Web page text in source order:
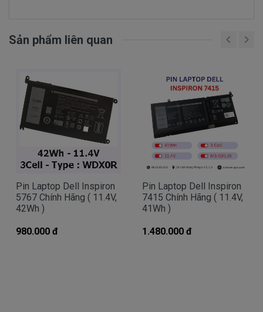
Sử Dung Pin Như Thế Nào Mới Đúng ===>
Click
Mua pin Laptop dell Inspiron 5767
ở
đâu tại tphcm
Tai tphcm nếu pin của các bạn bị hư, các bạn
có thể đến Doctorlaptop Tại Tphcm để mua.
- Doctorlaptop có đội người kiểm tra và thay
miễn phí cho các bạn nhé.
Bạn chưa biết pin này có phù hợp với laptop của
mình hay không?
Sản phẩm liên quan
Pin Laptop Dell Inspiron
5767 Chính Hãng ( 11.4V,
42Wh )
980.000 đ
Pin Laptop Dell Inspiron
7415 Chính Hãng ( 11.4V,
41Wh )
1.480.000 đ